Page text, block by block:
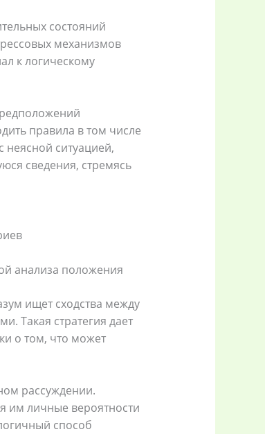
состояний
механизмов
к логическому
правила в том числе
ситуацией,
сведения, стремясь
анализа положения
ищет сходства между
Такая стратегия дает
о том, что может
рассуждении.
им личные вероятности
способ